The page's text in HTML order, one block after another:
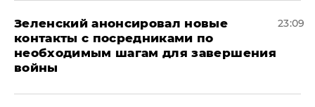
Зеленский анонсировал новые
контакты с посредниками по
необходимым шагам для завершения
войны
23:09